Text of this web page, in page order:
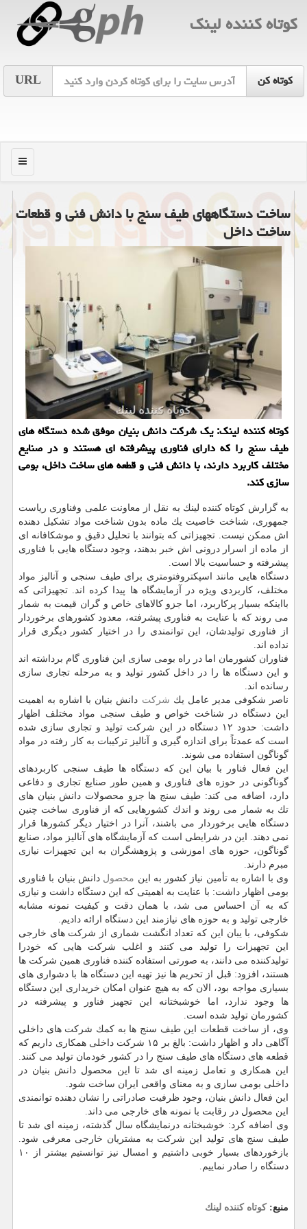
كوتاه كننده لینك
URL
منو
ساخت دستگاههای طیف سنج با دانش فنی و قطعات
ساخت داخل
كوتاه كننده لینك: یك شركت دانش بنیان موفق شده دستگاه های
طیف سنج را كه دارای فناوری پیشرفته ای هستند و در صنایع
مختلف كاربرد دارند، با دانش فنی و قطعه های ساخت داخل، بومی
سازی كند.
به گزارش كوتاه كننده لینك به نقل از معاونت علمی وفناوری ریاست
جمهوری، شناخت خاصیت یك ماده بدون شناخت مواد تشكیل دهنده
اش ممكن نیست. تجهیزاتی كه بتوانند با تحلیل دقیق و موشكافانه ای
از ماده از اسرار درونی اش خبر بدهند، وجود دستگاه هایی با فناوری
پیشرفته و حساسیت بالا است.
دستگاه هایی مانند اسپكتروفتومتری برای طیف سنجی و آنالیز مواد
مختلف، كاربردی ویژه در آزمایشگاه ها پیدا كرده اند. تجهیزاتی كه
بااینكه بسیار پركاربرد، اما جزو كالاهای خاص و گران قیمت به شمار
می روند كه با عنایت به فناوری پیشرفته، معدود كشورهای برخوردار
از فناوری تولیدشان، این توانمندی را در اختیار كشور دیگری قرار
نداده اند.
فناوران كشورمان اما در راه بومی سازی این فناوری گام برداشته اند
و این دستگاه ها را در داخل كشور تولید و به مرحله تجاری سازی
رسانده اند.
ناصر شكوفی مدیر عامل یك شركت دانش بنیان با اشاره به اهمیت
این دستگاه در شناخت خواص و طیف سنجی مواد مختلف اظهار
داشت: حدود ۱۲ دستگاه در این شركت تولید و تجاری سازی شده
است كه عمدتاً برای اندازه گیری و آنالیز تركیبات به كار رفته در مواد
گوناگون استفاده می شوند.
این فعال فناور با بیان این كه دستگاه ها طیف سنجی كاربردهای
گوناگونی در حوزه های فناوری و همین طور صنایع تجاری و دفاعی
دارد، اضافه می كند: طیف سنج ها جزو محصولات دانش بنیان های
تك به شمار می روند و اندك كشورهایی كه از فناوری ساخت چنین
دستگاه هایی برخوردار می باشند، آنرا در اختیار دیگر كشورها قرار
نمی دهند. این در شرایطی است كه آزمایشگاه های آنالیز مواد، صنایع
گوناگون، حوزه های اموزشی و پژوهشگران به این تجهیزات نیازی
مبرم دارند.
وی با اشاره به تأمین نیاز كشور به این محصول دانش بنیان با فناوری
بومی اظهار داشت: با عنایت به اهمیتی كه این دستگاه داشت و نیازی
كه به آن احساس می شد، با همان دقت و كیفیت نمونه مشابه
خارجی تولید و به حوزه های نیازمند این دستگاه ارائه دادیم.
شكوفی، با یبان این كه تعداد انگشت شماری از شركت های خارجی
این تجهیزات را تولید می كنند و اغلب شركت هایی كه خودرا
تولیدكننده می دانند، به صورتی استفاده كننده فناوری همین شركت ها
هستند، افزود: قبل از تحریم ها نیز تهیه این دستگاه ها با دشواری های
بسیاری مواجه بود، الان كه به هیچ عنوان امكان خریداری این دستگاه
ها وجود ندارد، اما خوشبختانه این تجهیز فناور و پیشرفته در
كشورمان تولید شده است.
وی، از ساخت قطعات این طیف سنج ها به كمك شركت های داخلی
آگاهی داد و اظهار داشت: بالغ بر ۱۵ شركت داخلی همكاری داریم كه
قطعه های دستگاه های طیف سنج را در كشور خودمان تولید می كنند.
این همكاری و تعامل زمینه ای شد تا این محصول دانش بنیان در
داخلی بومی سازی و به معنای واقعی ایران ساخت شود.
این فعال دانش بنیان، وجود ظرفیت صادراتی را نشان دهنده توانمندی
این محصول در رقابت با نمونه های خارجی می داند.
وی اضافه كرد: خوشبختانه درنمایشگاه سال گذشته، زمینه ای شد تا
طیف سنج های تولید این شركت به مشتریان خارجی معرفی شود.
بازخوردهای بسیار خوبی داشتیم و امسال نیز توانستیم بیشتر از ۱۰
دستگاه را صادر نماییم.
منبع:كوتاه كننده لینك